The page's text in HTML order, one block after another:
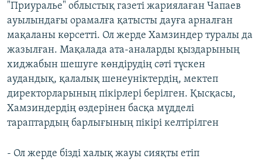
"Приуралье" облыстық газеті жариялаған Чапаев
ауылындағы орамалға қатысты дауға арналған
мақаланы көрсетті. Ол жерде Хамзиндер туралы да
жазылған. Мақалада ата-аналарды қыздарының
хиджабын шешуге көндірудің сәті түскен
аудандық, қалалық шенеуніктердің, мектеп
директорларының пікірлері берілген. Қысқасы,
Хамзиндердің өздерінен басқа мүдделі
тараптардың барлығының пікірі келтірілген
- Ол жерде бізді халық жауы сияқты етіп